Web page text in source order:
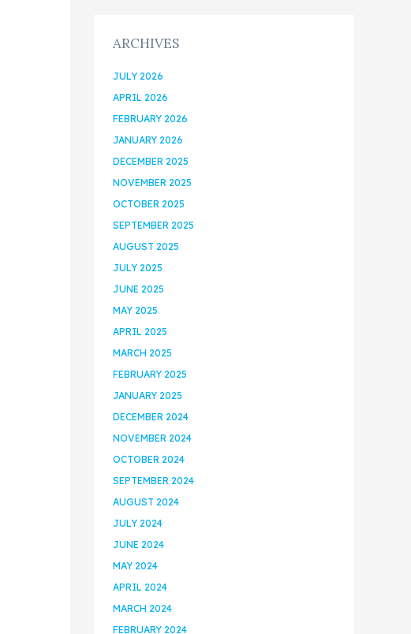
ARCHIVES
JULY 2026
APRIL 2026
FEBRUARY 2026
JANUARY 2026
DECEMBER 2025
NOVEMBER 2025
OCTOBER 2025
SEPTEMBER 2025
AUGUST 2025
JULY 2025
JUNE 2025
MAY 2025
APRIL 2025
MARCH 2025
FEBRUARY 2025
JANUARY 2025
DECEMBER 2024
NOVEMBER 2024
OCTOBER 2024
SEPTEMBER 2024
AUGUST 2024
JULY 2024
JUNE 2024
MAY 2024
APRIL 2024
MARCH 2024
FEBRUARY 2024